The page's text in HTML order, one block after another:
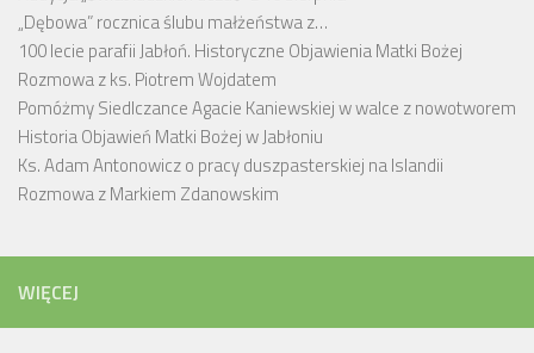
„Dębowa” rocznica ślubu małżeństwa z…
100 lecie parafii Jabłoń. Historyczne Objawienia Matki Bożej
Rozmowa z ks. Piotrem Wojdatem
Pomóżmy Siedlczance Agacie Kaniewskiej w walce z nowotworem
Historia Objawień Matki Bożej w Jabłoniu
Ks. Adam Antonowicz o pracy duszpasterskiej na Islandii
Rozmowa z Markiem Zdanowskim
WIĘCEJ